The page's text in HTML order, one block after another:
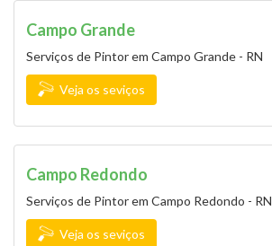
Campo Grande
Serviços de Pintor em Campo Grande - RN
Veja os seviços
Campo Redondo
Serviços de Pintor em Campo Redondo - RN
Veja os seviços